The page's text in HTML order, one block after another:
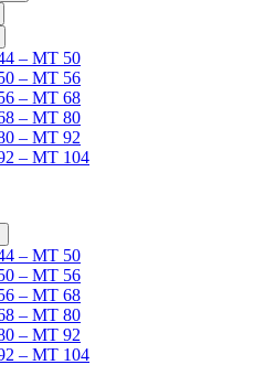
– MT 50
– MT 56
– MT 68
– MT 80
– MT 92
– MT 104
– MT 50
– MT 56
– MT 68
– MT 80
– MT 92
– MT 104